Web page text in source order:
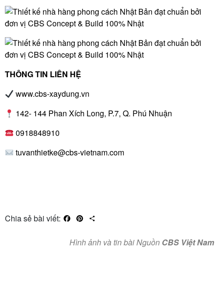
THÔNG TIN LIÊN HỆ
www.cbs-xaydung.vn
142- 144 Phan Xích Long, P.7, Q. Phú Nhuận
0918848910
tuvanthietke@cbs-vietnam.com
Chia sẻ bài viết: FacebookPinterest
Hình ảnh và tin bài Nguồn CBS Việt Nam